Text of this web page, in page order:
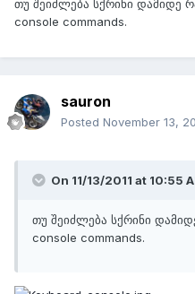
თუ შეიძლება სქრინი დამიდე
console commands.
sauron
Posted November 13,
On 11/13/2011 at 10:55
თუ შეიძლება სქრინი
console commands.